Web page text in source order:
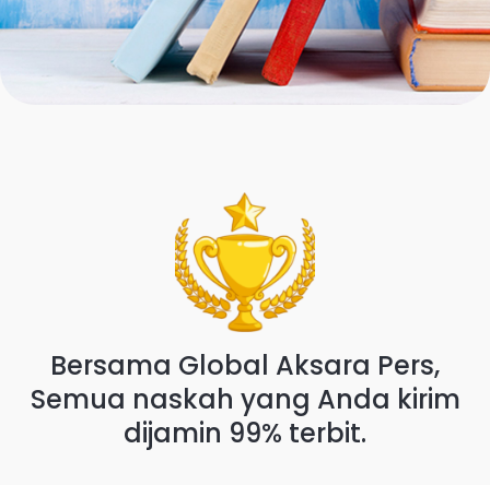
Bersama Global Aksara Pers,
Semua naskah yang Anda kirim
dijamin 99% terbit.